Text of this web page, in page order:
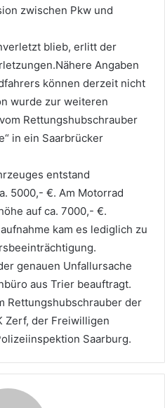
zwischen Pkw und
blieb, erlitt der
Angaben
können derzeit nicht
wurde zur weiteren
Rettungshubschrauber
in ein Saarbrücker
entstand
5000,- €. Am Motorrad
auf ca. 7000,- €.
kam es lediglich zu
genauen Unfallursache
aus Trier beauftragt.
Rettungshubschrauber der
Zerf, der Freiwilligen
Saarburg.